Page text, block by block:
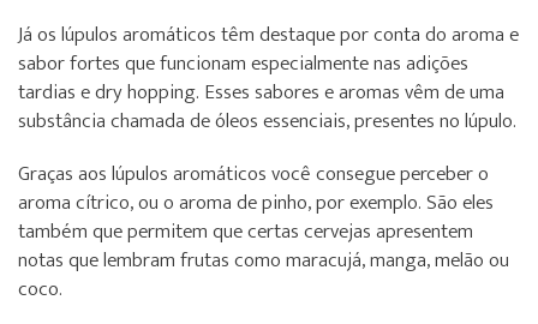
Já os lúpulos aromáticos têm destaque por conta do aroma e
sabor fortes que funcionam especialmente nas adições
tardias e dry hopping. Esses sabores e aromas vêm de uma
substância chamada de óleos essenciais, presentes no lúpulo.
Graças aos lúpulos aromáticos você consegue perceber o
aroma cítrico, ou o aroma de pinho, por exemplo. São eles
também que permitem que certas cervejas apresentem
notas que lembram frutas como maracujá, manga, melão ou
coco.